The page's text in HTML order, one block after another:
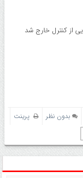
بدون نظر پرینت